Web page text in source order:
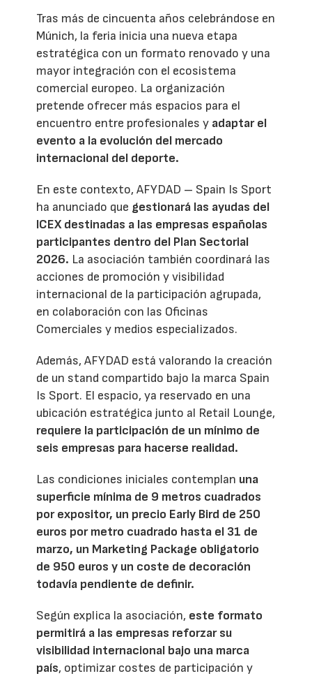
Tras más de cincuenta años celebrándose en
Múnich, la feria inicia una nueva etapa
estratégica con un formato renovado y una
mayor integración con el ecosistema
comercial europeo. La organización
pretende ofrecer más espacios para el
encuentro entre profesionales y adaptar el
evento a la evolución del mercado
internacional del deporte.
En este contexto, AFYDAD – Spain Is Sport
ha anunciado que gestionará las ayudas del
ICEX destinadas a las empresas españolas
participantes dentro del Plan Sectorial
2026. La asociación también coordinará las
acciones de promoción y visibilidad
internacional de la participación agrupada,
en colaboración con las Oficinas
Comerciales y medios especializados.
Además, AFYDAD está valorando la creación
de un stand compartido bajo la marca Spain
Is Sport. El espacio, ya reservado en una
ubicación estratégica junto al Retail Lounge,
requiere la participación de un mínimo de
seis empresas para hacerse realidad.
Las condiciones iniciales contemplan una
superficie mínima de 9 metros cuadrados
por expositor, un precio Early Bird de 250
euros por metro cuadrado hasta el 31 de
marzo, un Marketing Package obligatorio
de 950 euros y un coste de decoración
todavía pendiente de definir.
Según explica la asociación, este formato
permitirá a las empresas reforzar su
visibilidad internacional bajo una marca
país, optimizar costes de participación y